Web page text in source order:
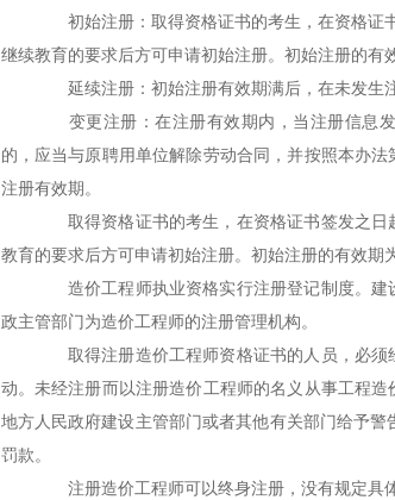
初始注册：取得资格证书的考生，在资格证
继续教育的要求后方可申请初始注册。初始注册的有
延续注册：初始注册有效期满后，在未发生
变更注册：在注册有效期内，当注册信息发
的，应当与原聘用单位解除劳动合同，并按照本办
注册有效期。
取得资格证书的考生，在资格证书签发之日
教育的要求后方可申请初始注册。初始注册的有效期
造价工程师执业资格实行注册登记制度。建
政主管部门为造价工程师的注册管理机构。
取得注册造价工程师资格证书的人员，必须
动。未经注册而以注册造价工程师的名义从事工程
地方人民政府建设主管部门或者其他有关部门给予
罚款。
注册造价工程师可以终身注册，没有规定具体